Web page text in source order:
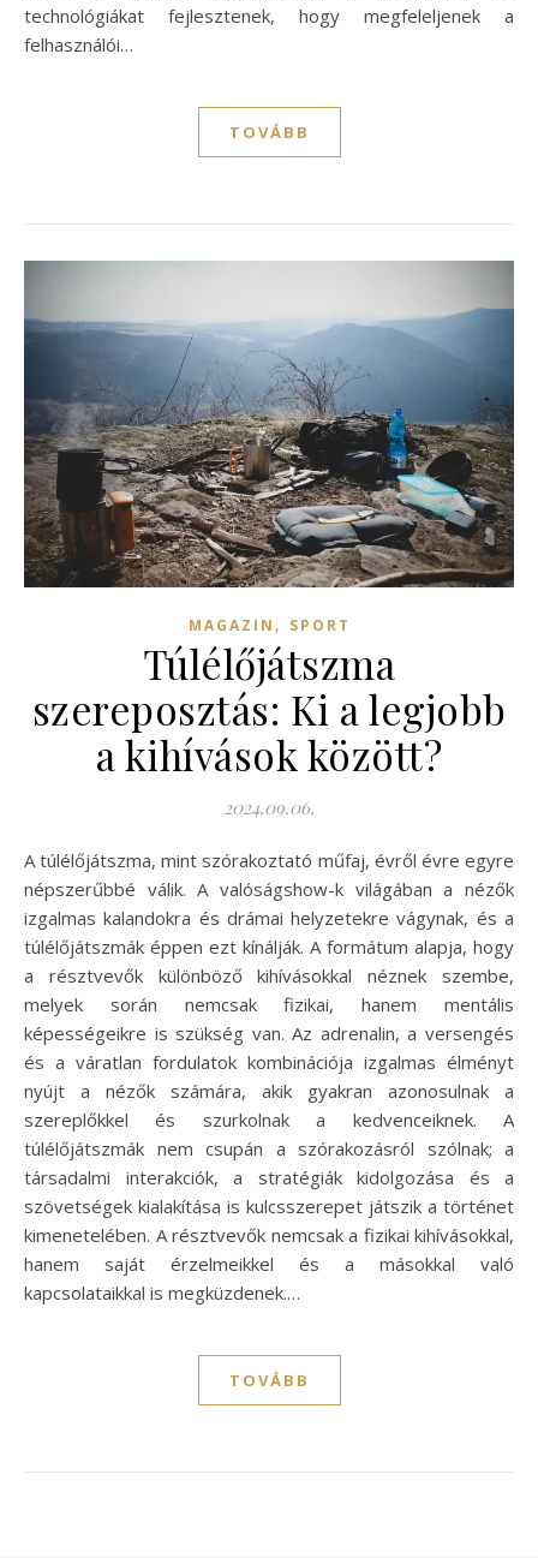
technológiákat fejlesztenek, hogy megfeleljenek a
felhasználói…
TOVÁBB
MAGAZIN , SPORT
Túlélőjátszma
szereposztás: Ki a legjobb
a kihívások között?
2024.09.06.
A túlélőjátszma, mint szórakoztató műfaj, évről évre egyre
népszerűbbé válik. A valóságshow-k világában a nézők
izgalmas kalandokra és drámai helyzetekre vágynak, és a
túlélőjátszmák éppen ezt kínálják. A formátum alapja, hogy
a résztvevők különböző kihívásokkal néznek szembe,
melyek során nemcsak fizikai, hanem mentális
képességeikre is szükség van. Az adrenalin, a versengés
és a váratlan fordulatok kombinációja izgalmas élményt
nyújt a nézők számára, akik gyakran azonosulnak a
szereplőkkel és szurkolnak a kedvenceiknek. A
túlélőjátszmák nem csupán a szórakozásról szólnak; a
társadalmi interakciók, a stratégiák kidolgozása és a
szövetségek kialakítása is kulcsszerepet játszik a történet
kimenetelében. A résztvevők nemcsak a fizikai kihívásokkal,
hanem saját érzelmeikkel és a másokkal való
kapcsolataikkal is megküzdenek.…
TOVÁBB